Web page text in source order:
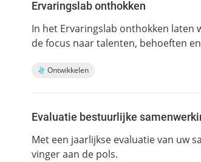
Ervaringslab onthokken
In het Ervaringslab onthokken laten
de focus naar talenten, behoeften
Ontwikkelen
Evaluatie bestuurlijke
Met een jaarlijkse evaluatie van uw
vinger aan de pols.